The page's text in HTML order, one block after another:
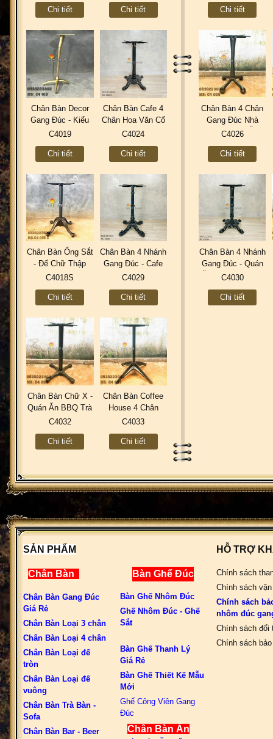
Chi tiết Chi tiết Chi tiết
Chân Bàn Decor
Gang Đúc - Kiểu
Chân Cò Sơn Màu
C4019
Chi tiết
Chân Bàn Cafe 4
Chân Hoa Văn Cổ
Điển Gang Đúc
Vintage Retro
C4024
Chi tiết
Chân Bàn 4 Chân
Gang Đúc Nhà
Hàng Quán Ăn
C4026
C4026
Chi tiết
Chân Bàn Ống Sắt
- Đế Chữ Thập
Gang Đúc Sơn
C4018S
Chi tiết
Chân Bàn 4 Nhánh
Gang Đúc - Cafe
Sân Vườn Ngoài
C4029
Chi tiết
Chân Bàn 4 Nhánh
Gang Đúc - Quán
Ăn BBQ Trà Sữa
C4030
Chi tiết
Chân Bàn Chữ X -
Quán Ăn BBQ Trà
Sữa Coffee - Gang
C4032
Chi tiết
Chân Bàn Coffee
House 4 Chân
Gang Đúc Thân
C4033
C4033
Chi tiết
SẢN PHẨM
Chân Bàn
Chân Bàn Gang Đúc
Giá Rẻ
Chân Bàn Loại 3 chân
Chân Bàn Loại 4 chân
Chân Bàn Loại đế
tròn
Chân Bàn Loại đế
vuông
Chân Bàn Trà Bàn -
Sofa
Chân Bàn Bar - Beer
Bàn Ghế Đúc
Bàn Ghế Nhôm Đúc
Ghế Nhôm Đúc - Ghế
Sắt
Bàn Ghế Thanh Lý
Giá Rẻ
Bàn Ghế Thiết Kế Mẫu
Mới
Ghế Công Viên Gang
Đúc
Chân Bàn Ăn
HỖ TRỢ
Chính sách
Chính sách
Chính sách
nhôm đúc
Chính sách đổi
Chính sách